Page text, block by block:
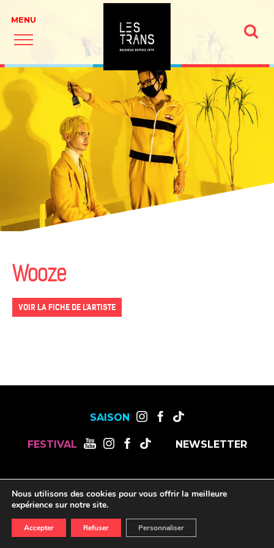
Wooze
VOIR LA FICHE DE L'ARTISTE
SAISON
FESTIVAL NEWSLETTER
RESSOURCES
Nous utilisons des cookies pour vous offrir la meilleure
expérience sur notre site.
Accepter Refuser Personnaliser